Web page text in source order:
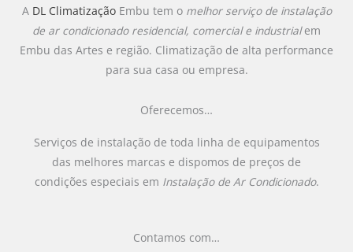
A DL ClimatizaçãoEmbu tem o melhor serviço de instalação
de ar condicionado residencial, comercial e industrialem
Embu das Artes e região. Climatização de alta performance
para sua casa ou empresa.
Oferecemos…
Serviços de instalação de toda linha de equipamentos
das melhores marcas e dispomos de preços de
condições especiais em Instalação de Ar Condicionado.
Contamos com…